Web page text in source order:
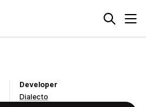
Developer
Dialecto